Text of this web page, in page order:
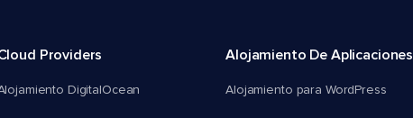
Providers
DigitalOcean
Alojamiento De Aplicaciones
Alojamiento para WordPress